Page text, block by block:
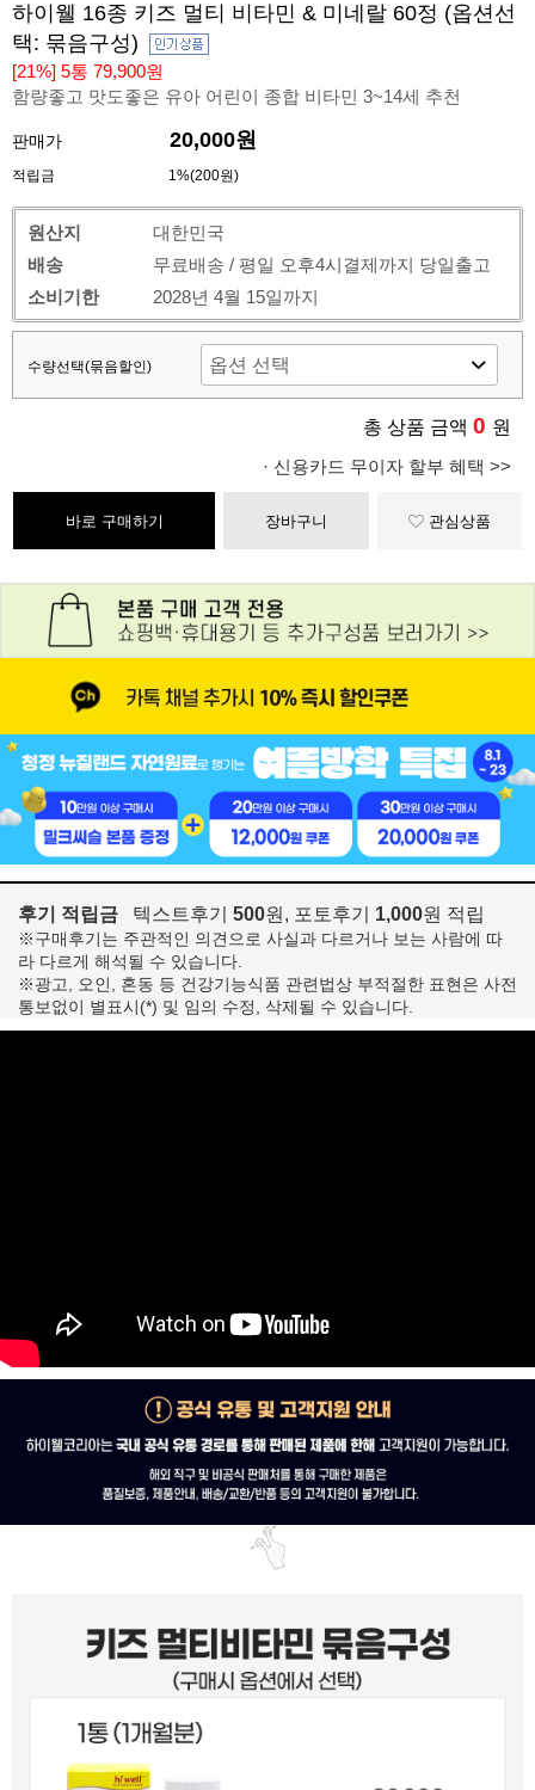
하이웰 16종 키즈 멀티 비타민 & 미네랄 60정 (옵션선
택: 묶음구성)
[21%] 5통 79,900원
함량좋고 맛도좋은 유아 어린이 종합 비타민 3~14세 추천
판매가 20,000원
적립금 1%(200원)
원산지
대한민국
배송
무료배송 / 평일 오후4시결제까지 당일출고
소비기한
2028년 4월 15일까지
수량선택(묶음할인)
총 상품 금액 0 원
· 신용카드 무이자 할부 혜택 >>
바로 구매하기 장바구니 관심상품
후기 적립금 텍스트후기 500원, 포토후기 1,000원 적립
※구매후기는 주관적인 의견으로 사실과 다르거나 보는 사람에 따
라 다르게 해석될 수 있습니다.
※광고, 오인, 혼동 등 건강기능식품 관련법상 부적절한 표현은 사전
통보없이 별표시(*) 및 임의 수정, 삭제될 수 있습니다.